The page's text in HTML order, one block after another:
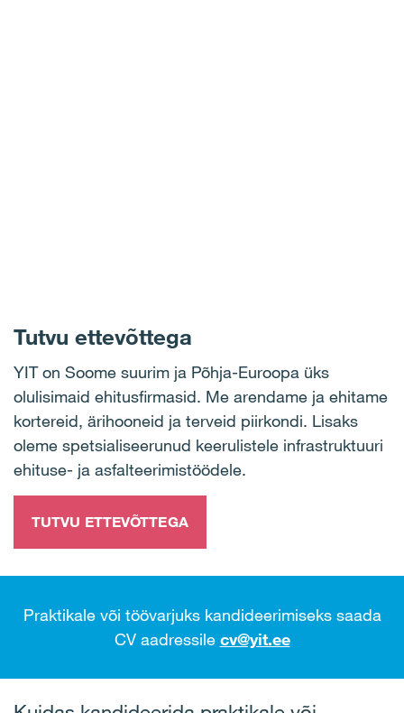
Tutvu ettevõttega
YIT on Soome suurim ja Põhja-Euroopa üks
olulisimaid ehitusfirmasid. Me arendame ja ehitame
kortereid, ärihooneid ja terveid piirkondi. Lisaks
oleme spetsialiseerunud keerulistele infrastruktuuri
ehituse- ja asfalteerimistöödele.
TUTVU ETTEVÕTTEGA
Praktikale või töövarjuks kandideerimiseks saada
CV aadressile cv@yit.ee